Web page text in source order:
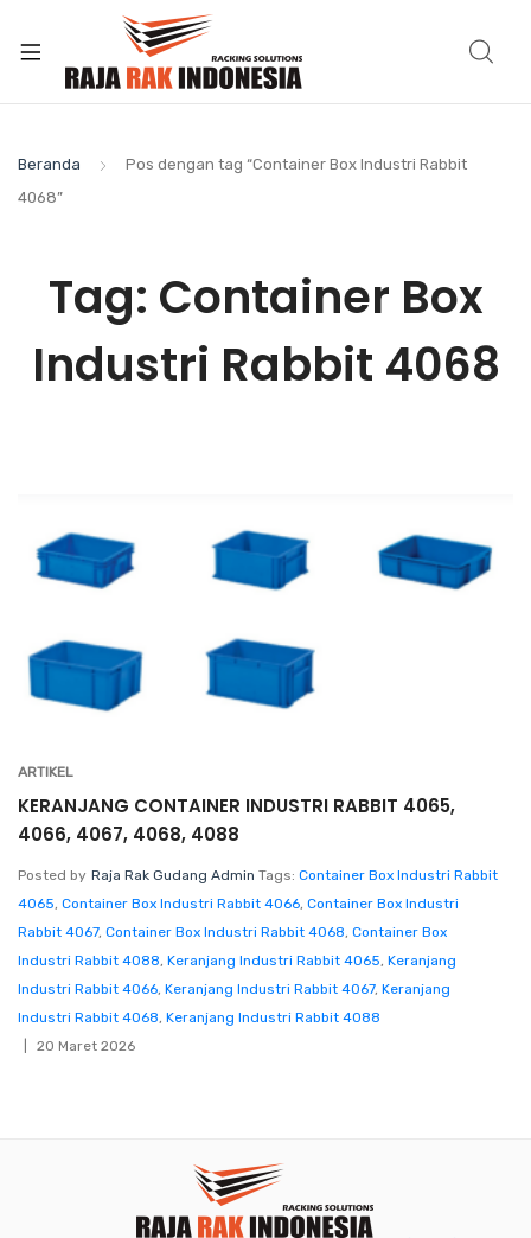
Beranda
Pos dengan tag “Container Box Industri Rabbit
4068”
Tag: Container Box
Industri Rabbit 4068
ARTIKEL
KERANJANG CONTAINER INDUSTRI RABBIT 4065,
4066, 4067, 4068, 4088
Posted by Raja Rak Gudang Admin Tags: Container Box Industri Rabbit
4065, Container Box Industri Rabbit 4066, Container Box Industri
Rabbit 4067, Container Box Industri Rabbit 4068, Container Box
Industri Rabbit 4088, Keranjang Industri Rabbit 4065, Keranjang
Industri Rabbit 4066, Keranjang Industri Rabbit 4067, Keranjang
Industri Rabbit 4068, Keranjang Industri Rabbit 4088
20 Maret 2026